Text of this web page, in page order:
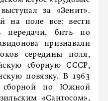
за «Зенит».
на поле все: вести
передачи, бить по
признавали
середины поля,
сборную СССР,
повязку. В 1963
сборной по Южной
«Сантосом»,